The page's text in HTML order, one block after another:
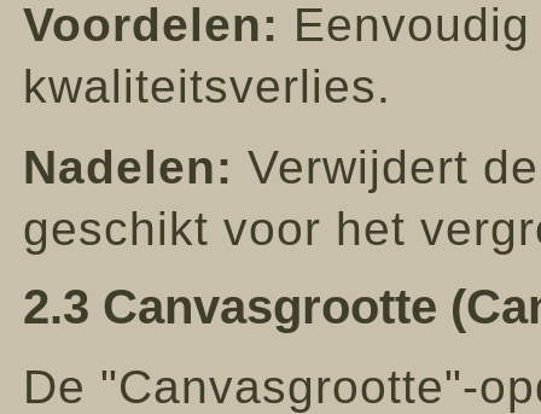
Voordelen:
kwaliteitsverlies.
Nadelen: Verwijdert
geschikt voor het
2.3 Canvasgrootte
De "Canvasgrootte"-